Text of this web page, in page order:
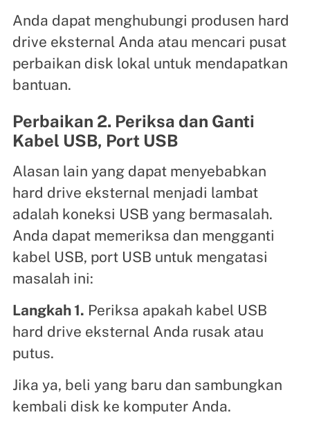
Anda dapat menghubungi produsen hard
drive eksternal Anda atau mencari pusat
perbaikan disk lokal untuk mendapatkan
bantuan.
Perbaikan 2. Periksa dan Ganti
Kabel USB, Port USB
Alasan lain yang dapat menyebabkan
hard drive eksternal menjadi lambat
adalah koneksi USB yang bermasalah.
Anda dapat memeriksa dan mengganti
kabel USB, port USB untuk mengatasi
masalah ini:
Langkah 1. Periksa apakah kabel USB
hard drive eksternal Anda rusak atau
putus.
Jika ya, beli yang baru dan sambungkan
kembali disk ke komputer Anda.